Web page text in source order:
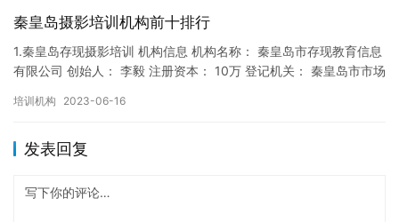
秦皇岛摄影培训机构前十排行
1.秦皇岛存现摄影培训 机构信息 机构名称： 秦皇岛市存现教育信息
有限公司 创始人： 李毅 注册资本： 10万 登记机关： 秦皇岛市市场
培训机构 2023-06-16
发表回复